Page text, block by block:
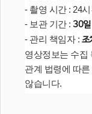
- 촬영 시간 : 24
- 보관 기간 : 30일
- 관리 책임자 :
영상정보는 수집
관계 법령에 따
않습니다.